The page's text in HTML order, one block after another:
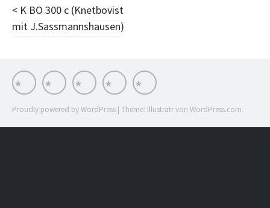
Beitragsnavigation
K BO 300 c (Knetbovist
mit J.Sassmannshausen)
Works Stationen ImpressumStream INSTA
Proudly powered by WordPress | Theme: Illustratr von WordPress.com.